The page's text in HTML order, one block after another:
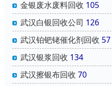
金银废水废料回收 105
武汉白银回收公司 126
武汉铂钯铑催化剂回收 57
武汉银浆回收 134
武汉擦银布回收 70